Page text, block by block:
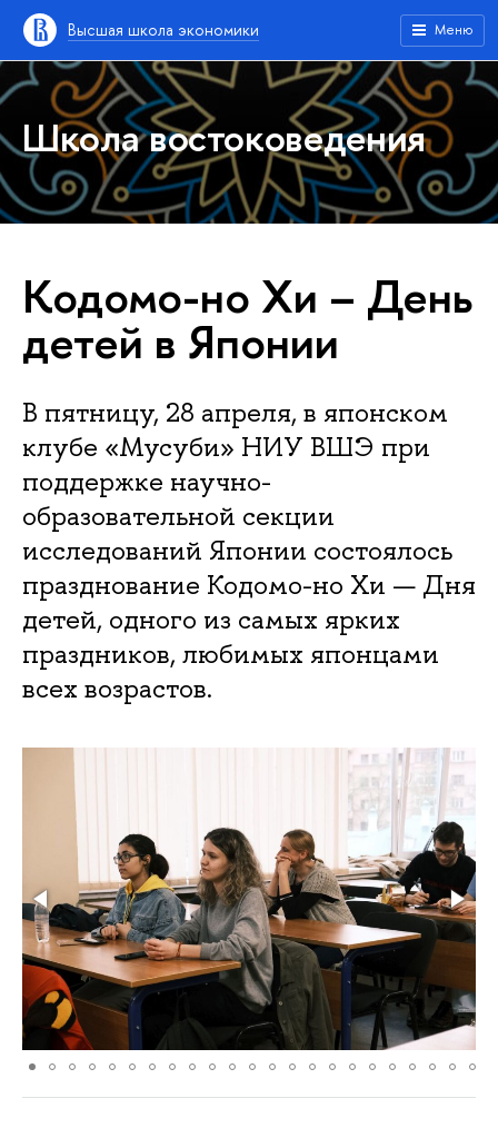
Высшая школа экономики Меню
Школа востоковедения
Кодомо-но Хи – День
детей в Японии
В пятницу, 28 апреля, в японском
клубе «Мусуби» НИУ ВШЭ при
поддержке научно-
образовательной секции
исследований Японии состоялось
празднование Кодомо-но Хи — Дня
детей, одного из самых ярких
праздников, любимых японцами
всех возрастов.